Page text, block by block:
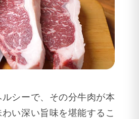
シーで、その分牛肉が本
い深い旨味を堪能するこ